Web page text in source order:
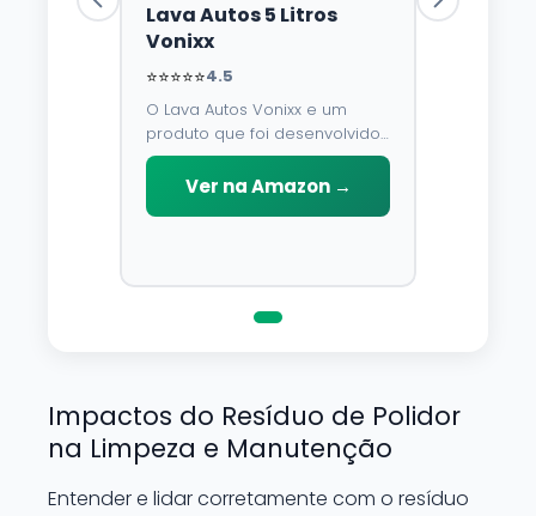
Lava Autos 5 Litros
Vonixx
⭐⭐⭐⭐⭐4.5
O Lava Autos Vonixx e um
produto que foi desenvolvido
para limpar, proteger e
conservar a lataria do veiculo.
Por possuir pH neutro, pode
Ver na Amazon →
Impactos do Resíduo de Polidor
na Limpeza e Manutenção
Entender e lidar corretamente com o resíduo